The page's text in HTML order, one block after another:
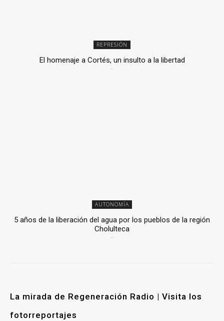
REPRESIÓN
El homenaje a Cortés, un insulto a la libertad
AUTONOMÍA
5 años de la liberación del agua por los pueblos de la región
Cholulteca
La mirada de Regeneración Radio | Visita los
fotorreportajes